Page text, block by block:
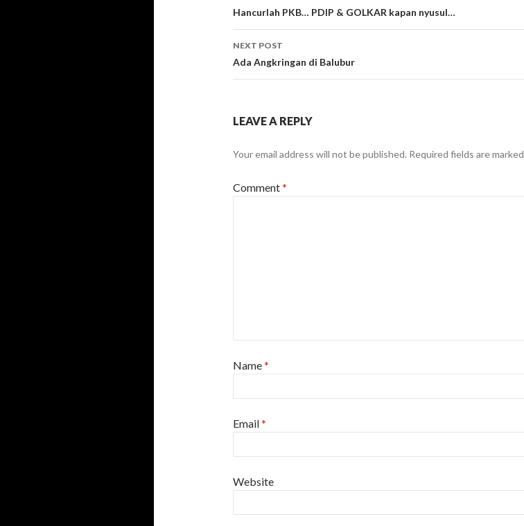
navigation
Hancurlah PKB… PDIP & GOLKAR kapan nyusul…
NEXT POST
Ada Angkringan di Balubur
LEAVE A REPLY
Your email address will not be published. Required fields are marked
Comment*
Name*
Email*
Website